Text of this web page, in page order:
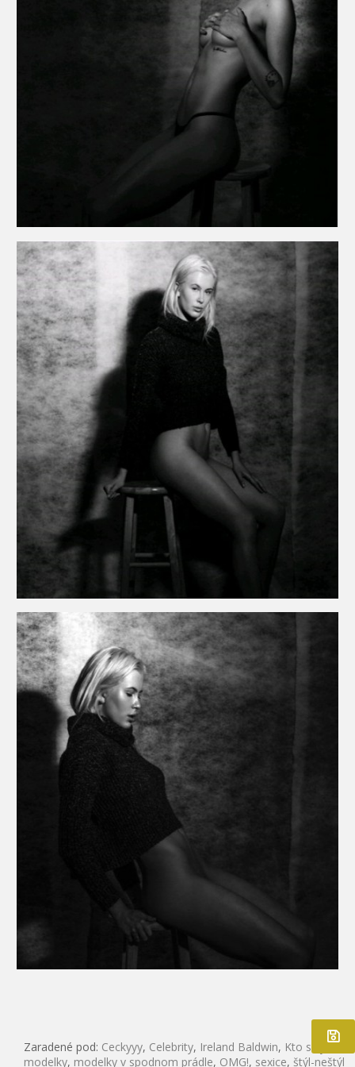
Zaradené pod: Ceckyyy, Celebrity, Ireland Baldwin, Kto s kým,
modelky, modelky v spodnom prádle, OMG!, sexice, štýl-neštýl